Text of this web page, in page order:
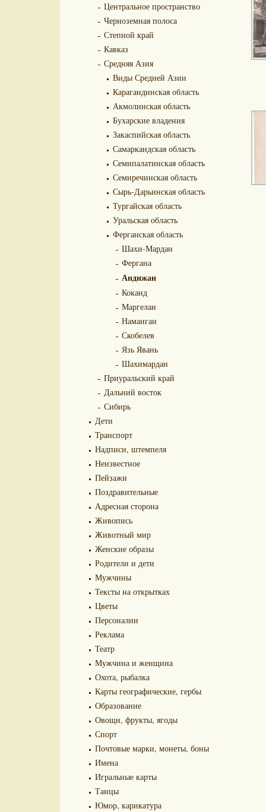
Центральное пространство
Черноземная полоса
Степной край
Кавказ
Средняя Азия
Виды Средней Азии
Карагандинская область
Акмолинская область
Бухарские владения
Закаспийская область
Самаркандская область
Семипалатинская область
Семиречинская область
Сырь-Дарьинская область
Тургайская область
Уральская область
Ферганская область
Шахи-Мардан
Фергана
Андижан
Коканд
Маргелан
Наманган
Скобелев
Язь Явань
Шахимардан
Приуральский край
Дальний восток
Сибирь
Дети
Транспорт
Надписи, штемпеля
Неизвестное
Пейзажи
Поздравительные
Адресная сторона
Живопись
Животный мир
Женские образы
Родители и дети
Мужчины
Тексты на открытках
Цветы
Персоналии
Реклама
Театр
Мужчина и женщина
Охота, рыбалка
Карты географические, гербы
Образование
Овощи, фрукты, ягоды
Спорт
Почтовые марки, монеты, боны
Имена
Игральные карты
Танцы
Юмор, карикатура